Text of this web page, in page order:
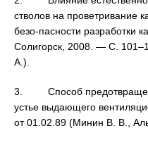
стволов на проветривание
безо-пасности разработки
Солигорск, 2008. — С.
А.).
3. Способ
устье выдающего
от 01.02.89 (Минин В. В.,